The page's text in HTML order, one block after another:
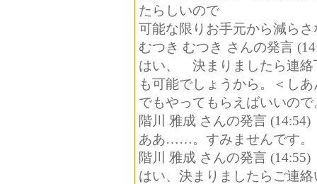
たらしいので
可能な限りお手元から減ら
むつき むつき さんの発言
はい、 決まりましたら連絡
も可能でしょうから。＜し
でもやってもらえばいいので
階川 雅成 さんの発言 (14:54)
ああ……。すみませんです。
階川 雅成 さんの発言 (14:55)
はい、決まりましたらご連